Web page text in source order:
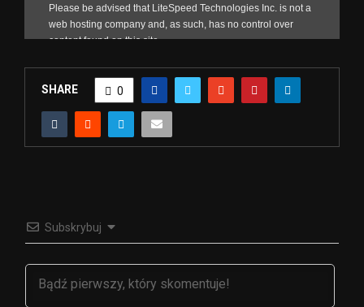
SHARE 0
Subskrybuj